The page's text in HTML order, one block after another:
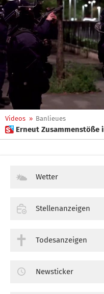
Videos » Banlieues
 Erneut
Wetter
Stellenanzeigen
Todesanzeigen
Newsticker